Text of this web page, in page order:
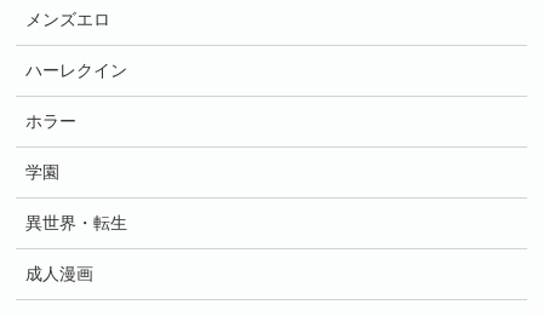
メンズエロ
ハーレクイン
ホラー
学園
異世界・転生
成人漫画